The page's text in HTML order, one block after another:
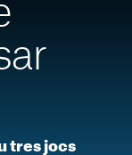
tres jocs